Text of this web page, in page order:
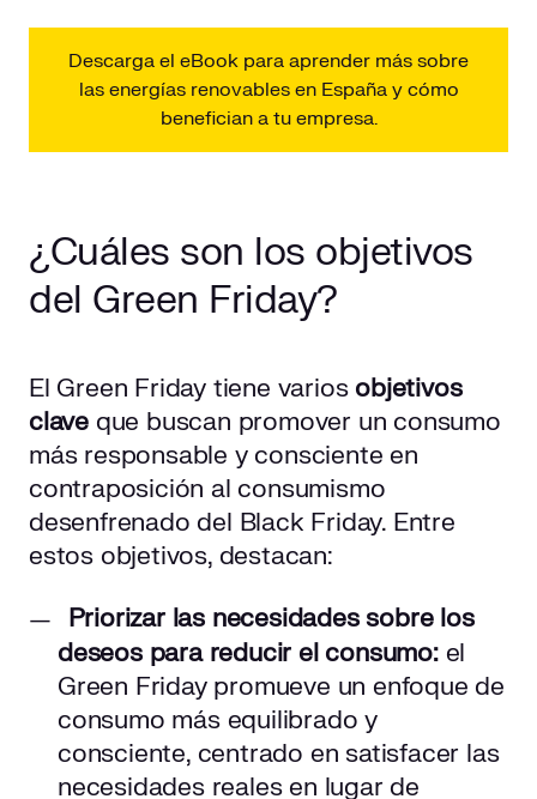
Descarga el eBook para aprender más sobre
las energías renovables en España y cómo
benefician a tu empresa.
¿Cuáles son los objetivos
del Green Friday?
El Green Friday tiene varios objetivos
clave que buscan promover un consumo
más responsable y consciente en
contraposición al consumismo
desenfrenado del Black Friday. Entre
estos objetivos, destacan:
Priorizar las necesidades sobre los
deseos para reducir el consumo: el
Green Friday promueve un enfoque de
consumo más equilibrado y
consciente, centrado en satisfacer las
necesidades reales en lugar de